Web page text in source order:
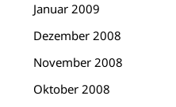
Januar 2009
Dezember 2008
November 2008
Oktober 2008